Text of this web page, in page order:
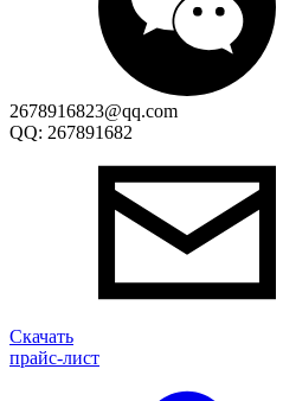
2678916823@qq.com
QQ: 267891682
Скачать
прайс-лист